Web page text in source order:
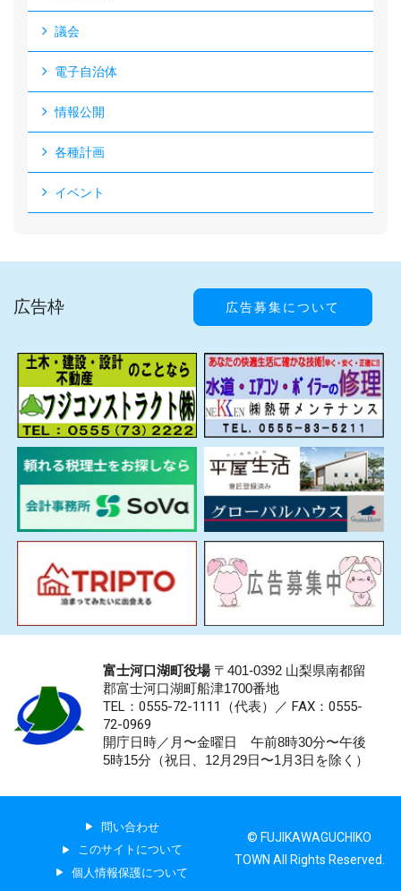
議会
電子自治体
情報公開
各種計画
イベント
広告枠 広告募集について
富士河口湖町役場〒401-0392 山梨県南都留
郡富士河口湖町船津1700番地
TEL：0555-72-1111 （代表）／ FAX：0555-
72-0969
開庁日時／月〜金曜日 午前8時30分〜午後
5時15分（祝日、12月29日〜1月3日を除く）
問い合わせ
このサイトについて
個人情報保護について
© FUJIKAWAGUCHIKO
TOWN All Rights Reserved.